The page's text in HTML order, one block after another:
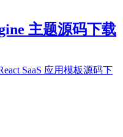
主题源码下载